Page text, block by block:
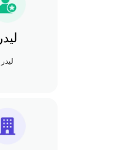
لیدر
لیدر